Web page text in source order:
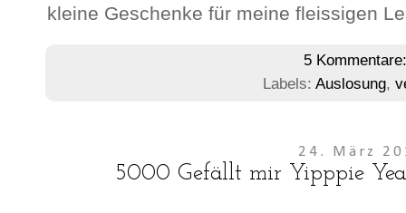
kleine Geschenke für meine fleissigen
5
Labels:Auslosung,
24. März
5000 Gefällt mir Yipppie